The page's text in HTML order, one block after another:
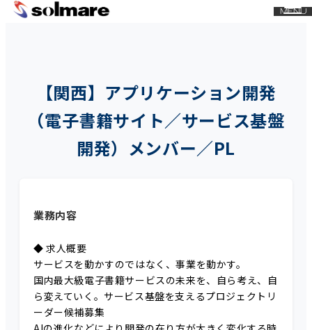
MENU
【関西】アプリケーション開発
（電子書籍サイト／サービス基盤
開発）メンバー／PL
業務内容
◆ 求人概要
サービスを動かすのではなく、事業を動かす。
国内最大級電子書籍サービスの未来を、自ら考え、自
ら変えていく。サービス基盤を支えるプロジェクトリ
ーダー候補募集